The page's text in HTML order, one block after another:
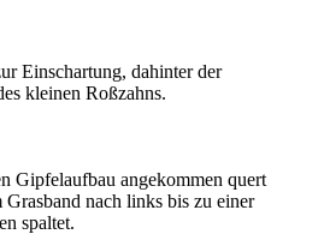
Einschartung, dahinter der
kleinen Roßzahns.
Gipfelaufbau angekommen quert
Grasband nach links bis zu einer
spaltet.